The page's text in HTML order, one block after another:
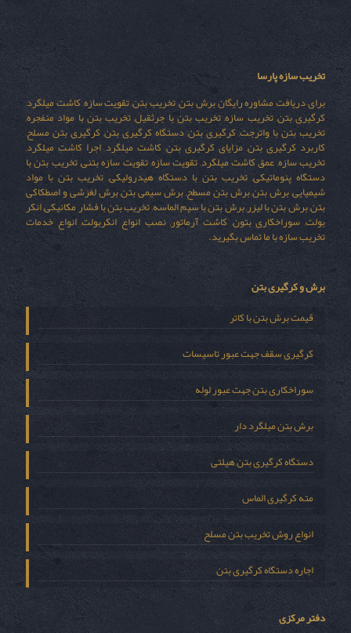
تخریب سازه پارسا
برای دریافت مشاوره رایگان برش بتن, تخریب بتن, تقویت سازه, کاشت میلگرد,
کرگیری بتن, تخریب سازه, تخریب بتن با جرثقیل, تخریب بتن با مواد منفجره,
تخریب بتن با واترجت, کرگیری بتن, دستگاه کرگیری بتن, کرگیری بتن مسلح,
کاربرد کرگیری بتن, مزایای کرگیری بتن, کاشت میلگرد, اجرا کاشت میلگرد,
تخریب سازه, عمق کاشت میلگرد, تقویت سازه, تقویت سازه بتنی, تخریب بتن با
دستگاه پنوماتیکی, تخریب بتن با دستگاه هیدرولیکی, تخریب بتن با مواد
شیمیایی, برش بتن, برش بتن مسطح, برش سیمی بتن, برش لغزشی و اصطکاکی
بتن, برش بتن با لیزر, برش بتن با سیم الماسه, تخریب بتن با فشار مکانیکی, انکر
بولت, سوراخکاری بتون, کاشت آرماتور, نصب انواع انکربولت, انواع خدمات
تخریب سازه با ما تماس بگیرید.
برش و کرگیری بتن
قیمت برش بتن با کاتر
کرگیری سقف جهت عبور تاسیسات
سوراخکاری بتن جهت عبور لوله
برش بتن میلگرد دار
دستگاه کرگیری بتن هیلتی
مته کرگیری الماس
انواع روش تخریب بتن مسلح
اجاره دستگاه کرگیری بتن
دفتر مرکزی